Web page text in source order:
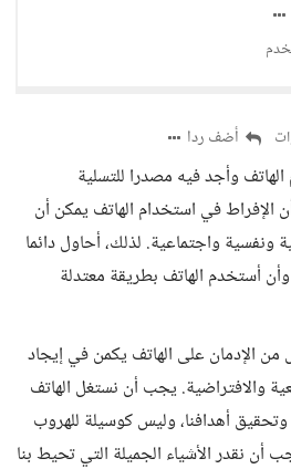
أضف ردا
وأجد فيه مصدرا للتسلية
الإفراط في استخدام الهاتف يمكن أن
واجتماعية. لذلك، أحاول دائما
أستخدم الهاتف بطريقة معتدلة
الإدمان على الهاتف يكمن في إيجاد
والافتراضية. يجب أن نستغل الهاتف
أهدافنا، وليس كوسيلة للهروب
أن نقدر الأشياء الجميلة التي تحيط بنا